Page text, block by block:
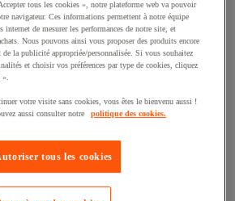
produits
et ultrason
de rétention
produits
pour fûts
de stockage extérieur
tous les cookies », notre plateforme web va pouvoir
navigateur. Ces informations permettent à notre équipe
internet de mesurer les performances de notre site, et
Nous pouvons ainsi vous proposer des produits encore
de la publicité appropriée/personnalisée. Si vous souhaitez
et choisir vos préférences par type de cookies, cliquez
».
votre visite sans cookies, vous êtes le bienvenu aussi !
aussi consulter notre
politique des cookies.
tous les cookies